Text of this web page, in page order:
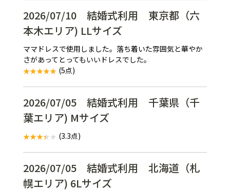
2026/07/10 結婚式利用 東京都（六
本木エリア) LLサイズ
ママドレスで使用しました。落ち着いた雰囲気と華やか
さがあってとってもいいドレスでした。
(5点)
2026/07/05 結婚式利用 千葉県（千
葉エリア) Mサイズ
(3.3点)
2026/07/05 結婚式利用 北海道（札
幌エリア) 6Lサイズ